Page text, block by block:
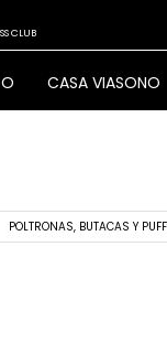
CASA VIASONO
CLUB
POLTRONAS, BUTACAS Y